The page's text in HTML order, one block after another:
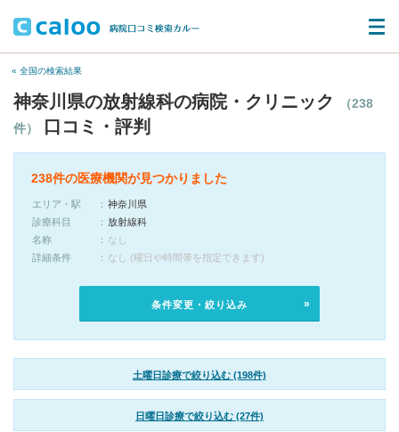
« 全国の検索結果
神奈川県の放射線科の病院・クリニック
（238
件）
口コミ・評判
238件の医療機関が見つかりました
エリア・駅
神奈川県
診療科目
放射線科
名称
なし
詳細条件
なし (曜日や時間帯を指定できます)
条件変更・絞り込み
土曜日診療で絞り込む (198件)
日曜日診療で絞り込む (27件)